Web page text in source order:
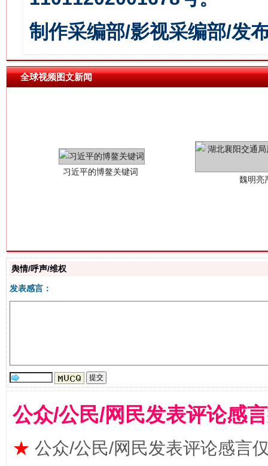
制作采编部/影视采编部/发
全球视频图文新闻
生
揭批美国五大"原罪" "炒
舆情/呼声/维权
发表感言：
公众/公民/网民发表评论感
★ 公众/公民/网民发表评论感言